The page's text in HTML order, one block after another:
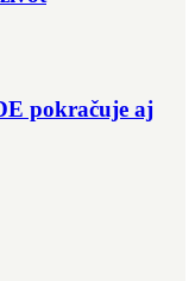
pokračuje aj